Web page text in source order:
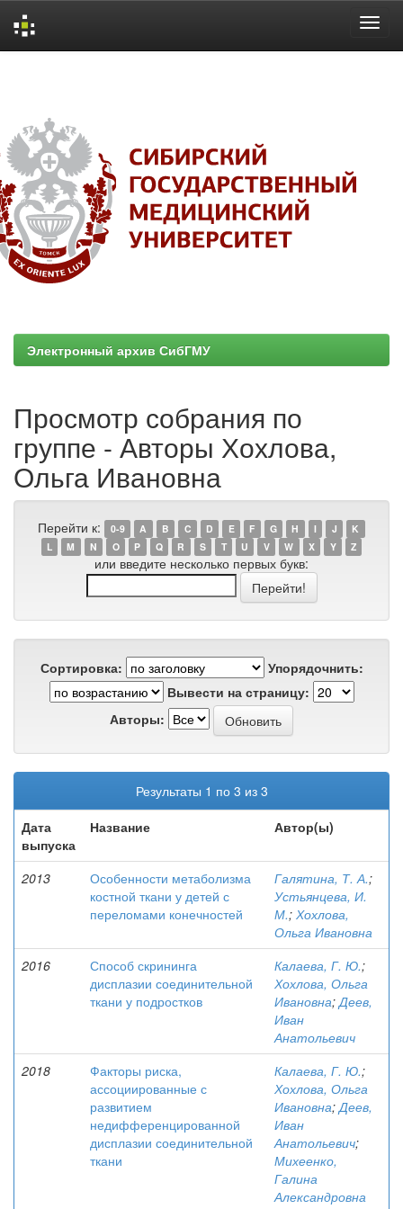
Электронный архив СибГМУ
Просмотр собрания по
группе - Авторы Хохлова,
Ольга Ивановна
Перейти к: 0-9 A B C D E F G H I J
K
L
M N O P Q R S T U V W X Y Z
или введите несколько первых букв:
Сортировка:
Упорядочнить:
Вывести на страницу:
Авторы:
Результаты 1 по 3 из 3
Дата
выпуска
Название Автор(ы)
2013
Особенности метаболизма
костной ткани у детей с
переломами конечностей
Галятина, Т. А.;
Устьянцева, И.
М.; Хохлова,
Ольга Ивановна
2016
Способ скрининга
дисплазии соединительной
ткани у подростков
Калаева, Г. Ю.;
Хохлова, Ольга
Ивановна;Деев,
Иван
Анатольевич
2018
Факторы риска,
ассоциированные с
развитием
недифференцированной
дисплазии соединительной
ткани
Калаева, Г. Ю.;
Хохлова, Ольга
Ивановна;Деев,
Иван
Анатольевич;
Михеенко,
Галина
Александровна